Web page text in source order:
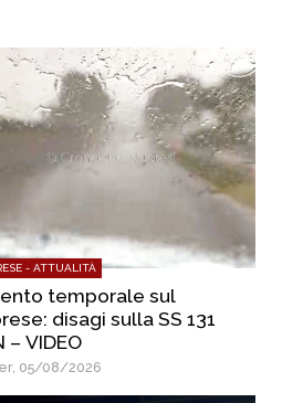
- ATTUALITÀ
temporale sul
disagi sulla SS 131
– VIDEO
05/08/2026